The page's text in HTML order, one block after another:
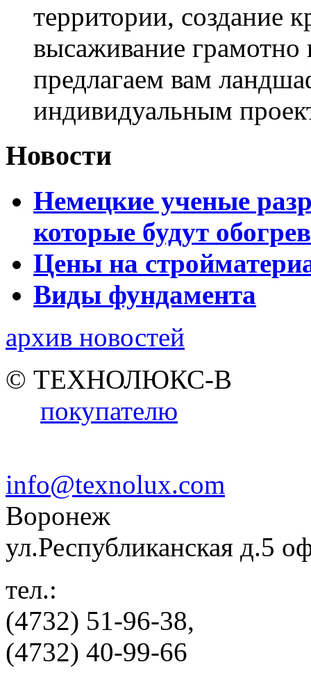
территории, создание
высаживание
предлагаем вам
индивидуальным
Новости
Немецкие ученые
которые будут
Цены на
Виды фундамента
архив новостей
© ТЕХНОЛЮКС-В
покупателю
info@texnolux.com
Воронеж
ул.Республиканская д.5
тел.:
(4732) 51-96-38,
(4732) 40-99-66